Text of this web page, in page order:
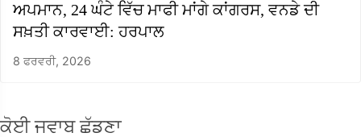
ਅਪਮਾਨ, 24 ਘੰਟੇ ਵਿੱਚ ਮਾਫੀ ਮਾਂਗੇ ਕਾਂਗਰਸ, ਵਨਡੇ ਦੀ
ਸਖ਼ਤੀ ਕਾਰਵਾਈ: ਹਰਪਾਲ
8 ਫਰਵਰੀ, 2026
ਕੋਈ ਜਵਾਬ ਛੱਡਣਾ